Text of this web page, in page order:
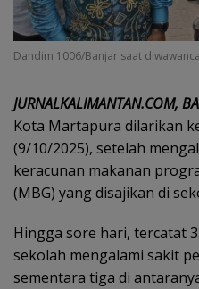
Dandim 1006/Banjar saat
JURNALKALIMANTAN.COM,
Kota Martapura dilarikan
(9/10/2025), setelah
keracunan makanan
(MBG) yang disajikan di
Hingga sore hari, tercatat
sekolah mengalami sakit
sementara tiga di